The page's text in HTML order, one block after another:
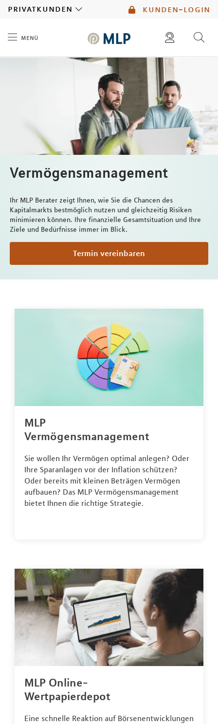
kunden-login
privatkunden
menü
diese website durchsuchen
mlp berater finden
Vermögensmanagement
Ihr MLP Berater zeigt Ihnen, wie Sie die Chancen des
Kapitalmarkts bestmöglich nutzen und gleichzeitig Risiken
minimieren können. Ihre finanzielle Gesamtsituation und Ihre
Ziele und Bedürfnisse immer im Blick.
Termin vereinbaren
MLP
Vermögensmanagement
Sie wollen Ihr Vermögen optimal anlegen? Oder
Ihre Sparanlagen vor der Inflation schützen?
Oder bereits mit kleinen Beträgen Vermögen
aufbauen? Das MLP Vermögensmanagement
bietet Ihnen die richtige Strategie.
MLP Online-
Wertpapierdepot
Eine schnelle Reaktion auf Börsenentwicklungen